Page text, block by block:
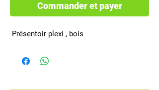
Commander et payer
Présentoir plexi , bois